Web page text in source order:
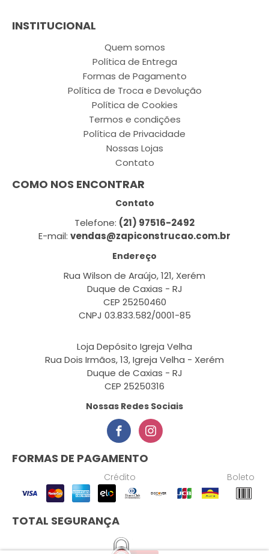
INSTITUCIONAL
Quem somos
Política de Entrega
Formas de Pagamento
Política de Troca e Devolução
Política de Cookies
Termos e condições
Política de Privacidade
Nossas Lojas
Contato
COMO NOS ENCONTRAR
Contato
Telefone: (21) 97516-2492
E-mail: vendas@zapiconstrucao.com.br
Endereço
Rua Wilson de Araújo, 121, Xerém
Duque de Caxias - RJ
CEP 25250460
CNPJ 03.833.582/0001-85
Loja Depósito Igreja Velha
Rua Dois Irmãos, 13, Igreja Velha - Xerém
Duque de Caxias - RJ
CEP 25250316
Nossas Redes Sociais
FORMAS DE PAGAMENTO
Crédito Boleto
TOTAL SEGURANÇA